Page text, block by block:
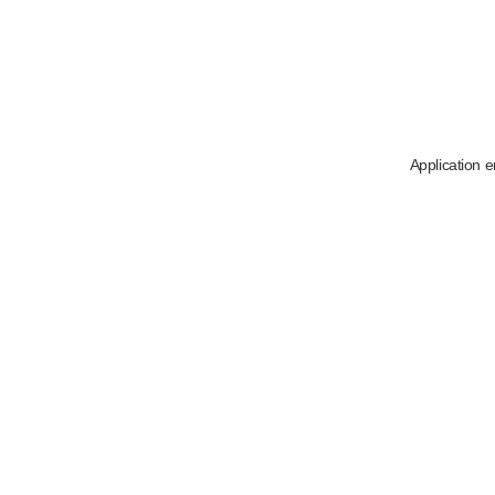
Application